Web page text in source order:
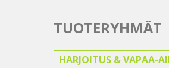
TUOTERYHMÄT
HARJOITUS & VAPAA-